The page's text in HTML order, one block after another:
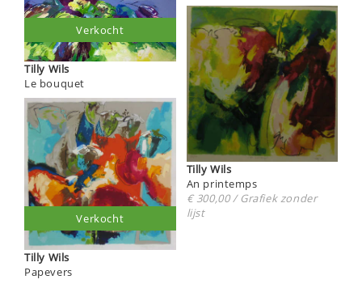
Tilly Wils
Le bouquet
Verkocht
Tilly Wils
Papevers
Verkocht
Tilly Wils
An printemps
€ 300,00 / Grafiek zonder
lijst